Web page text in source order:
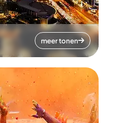
meer tonen